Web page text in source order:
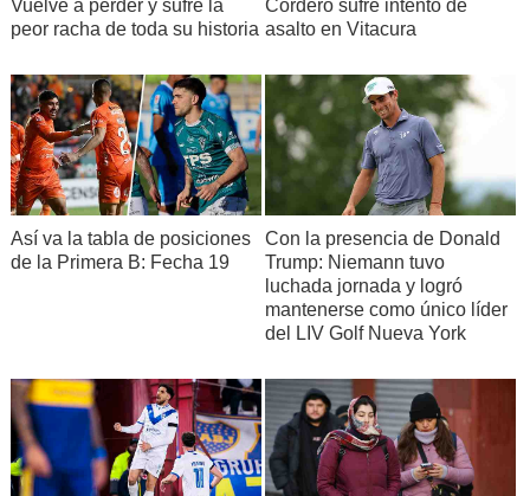
Vuelve a perder y sufre la
peor racha de toda su historia
Cordero sufre intento de
asalto en Vitacura
Así va la tabla de posiciones
de la Primera B: Fecha 19
Con la presencia de Donald
Trump: Niemann tuvo
luchada jornada y logró
mantenerse como único líder
del LIV Golf Nueva York